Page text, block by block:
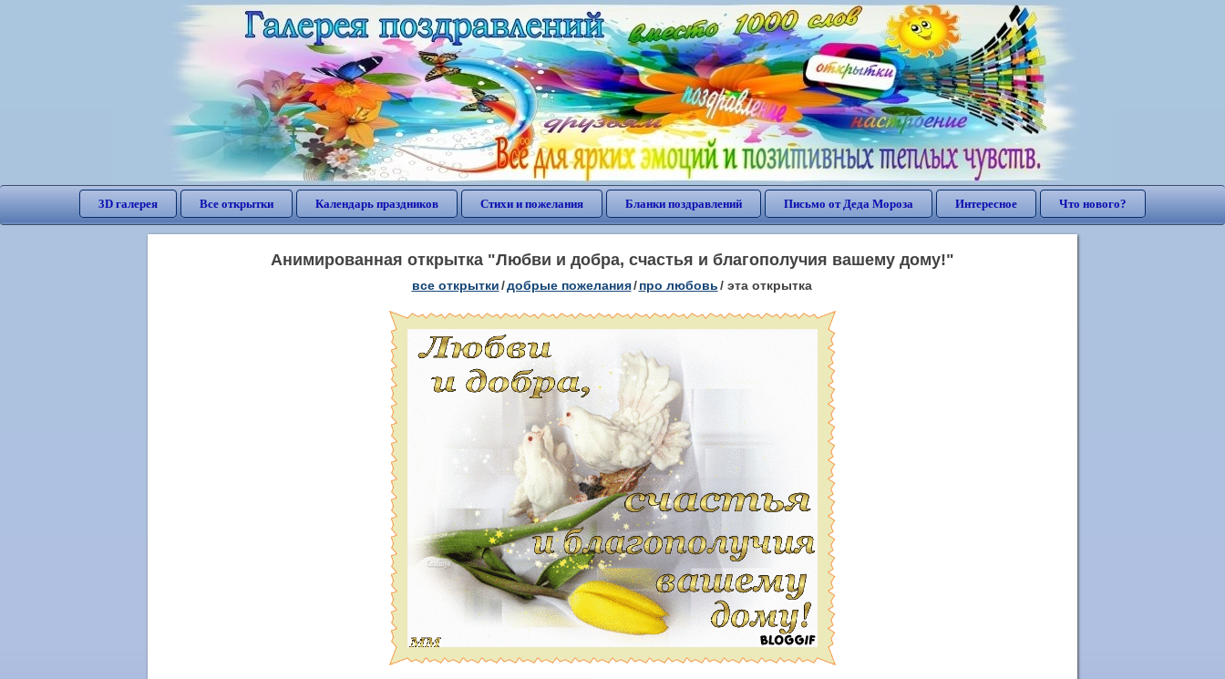
3D галерея Все открытки Календарь праздников Стихи и пожелания Бланки поздравлений Письмо от Деда Мороза Интересное Что нового?
Анимированная открытка "Любви и добра, счастья и благополучия вашему дому!"
все открытки/добрые пожелания/ про любовь/ эта открытка